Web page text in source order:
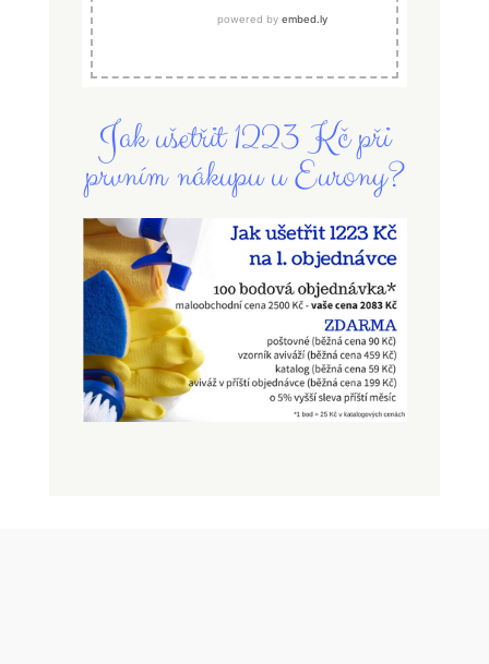
Jak ušetřit 1223 Kč při
prvním nákupu u Eurony?